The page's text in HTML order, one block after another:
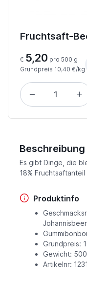
Fruchtsaft-
€ 5,20 pro 500 g
Grundpreis 10,40 €/kg
Beschreibung
Es gibt Dinge, die
18% Fruchtsaftanteil
Produktinfo
Grundpreis:
Gewicht:
Artikelnr: